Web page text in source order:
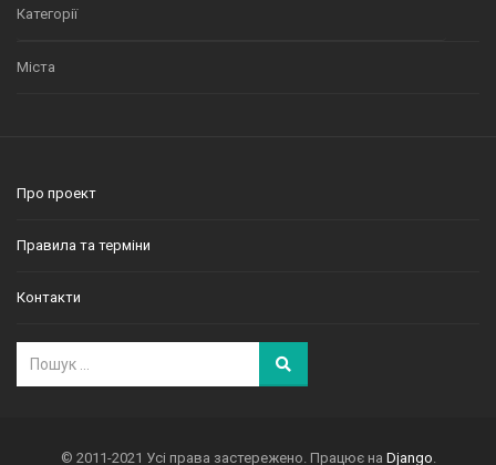
Категорії
Міста
Про проект
Правила та терміни
Контакти
© 2011-2021 Усі права застережено. Працює на Django.